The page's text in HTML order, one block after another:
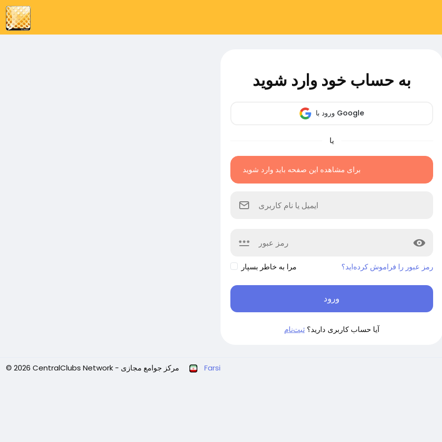
به حساب خود وارد شوید
ورود با Google
یا
برای مشاهده این صفحه باید وارد شوید
مرا به خاطر بسپار رمز عبور را فراموش کرده‌اید؟
ورود
آیا حساب کاربری دارید؟ثبت‌نام
© 2026 CentralClubs Network - مرکز جوامع مجازی Farsi